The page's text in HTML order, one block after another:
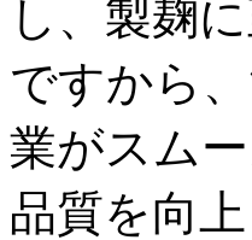
し、製麹
ですから
業がスム
品質を向